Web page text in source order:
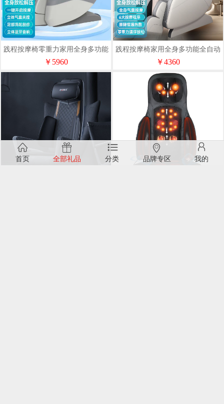
践程按摩椅零重力家用全身多功能
全自动太空舱按摩沙发S350
￥5960
践程按摩椅家用全身多功能全自动
多功能电动智能按摩椅C30
￥4360
首页 全部礼品 分类 品牌专区 我的